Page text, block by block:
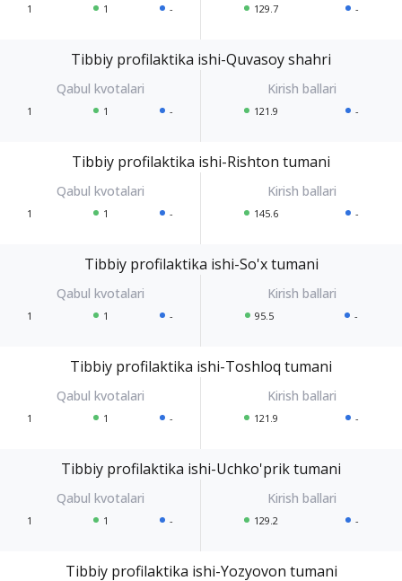
1 1 - 129.7 -
Tibbiy profilaktika ishi-Quvasoy shahri
1 1 - 121.9 -
Tibbiy profilaktika ishi-Rishton tumani
1 1 - 145.6 -
Tibbiy profilaktika ishi-So'x tumani
1 1 - 95.5 -
Tibbiy profilaktika ishi-Toshloq tumani
1 1 - 121.9 -
Tibbiy profilaktika ishi-Uchko'prik tumani
1 1 - 129.2 -
Tibbiy profilaktika ishi-Yozyovon tumani